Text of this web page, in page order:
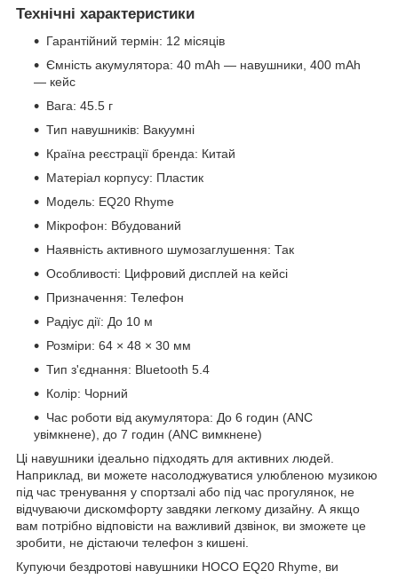
Технічні характеристики
Гарантійний термін: 12 місяців
Ємність акумулятора: 40 mAh — навушники, 400 mAh
— кейс
Вага: 45.5 г
Тип навушників: Вакуумні
Країна реєстрації бренда: Китай
Матеріал корпусу: Пластик
Модель: EQ20 Rhyme
Мікрофон: Вбудований
Наявність активного шумозаглушення: Так
Особливості: Цифровий дисплей на кейсі
Призначення: Телефон
Радіус дії: До 10 м
Розміри: 64 × 48 × 30 мм
Тип з'єднання: Bluetooth 5.4
Колір: Чорний
Час роботи від акумулятора: До 6 годин (ANC
увімкнене), до 7 годин (ANC вимкнене)
Ці навушники ідеально підходять для активних людей.
Наприклад, ви можете насолоджуватися улюбленою музикою
під час тренування у спортзалі або під час прогулянок, не
відчуваючи дискомфорту завдяки легкому дизайну. А якщо
вам потрібно відповісти на важливий дзвінок, ви зможете це
зробити, не дістаючи телефон з кишені.
Купуючи бездротові навушники HOCO EQ20 Rhyme, ви